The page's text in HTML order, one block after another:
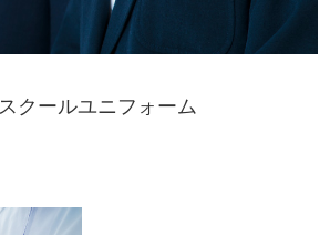
スクールユニフォーム